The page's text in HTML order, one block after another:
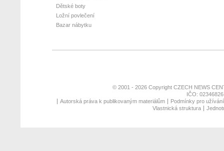
Dětské boty
Ložní povlečení
Bazar nábytku
© 2001 - 2026 Copyright CZECH NEWS
IČO:
Autorská práva k publikovaným materiálům
Podmínky pro
Vlastnická struktura